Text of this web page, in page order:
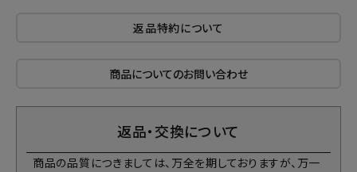
返品特約について
商品についてのお問い合わせ
返品・交換について
商品の品質につきましては、万全を期しておりますが、万一